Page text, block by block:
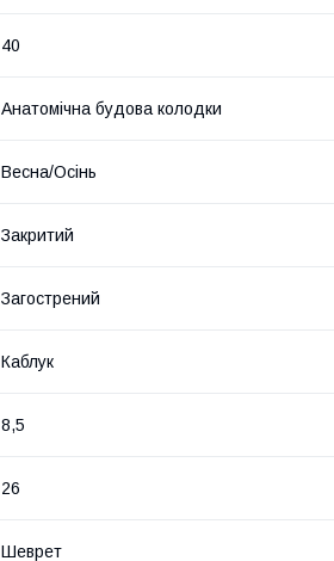
40
Анатомічна будова колодки
Весна/Осінь
Закритий
Загострений
Каблук
8,5
26
Шеврет